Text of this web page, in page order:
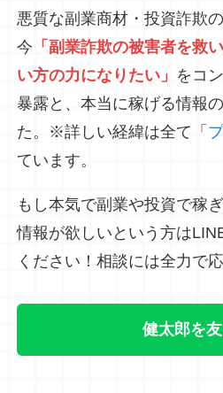
悪質な副業商材・投資詐欺
今 「副業詐欺の被害者を救
い方の力になりたい」 をコ
暴露と、本当に稼げる情報
た。※詳しい経緯は全て「
ています。
もし本気で副業や投資で稼
情報が欲しいという方は
ください！相談には全力で応
健太郎を